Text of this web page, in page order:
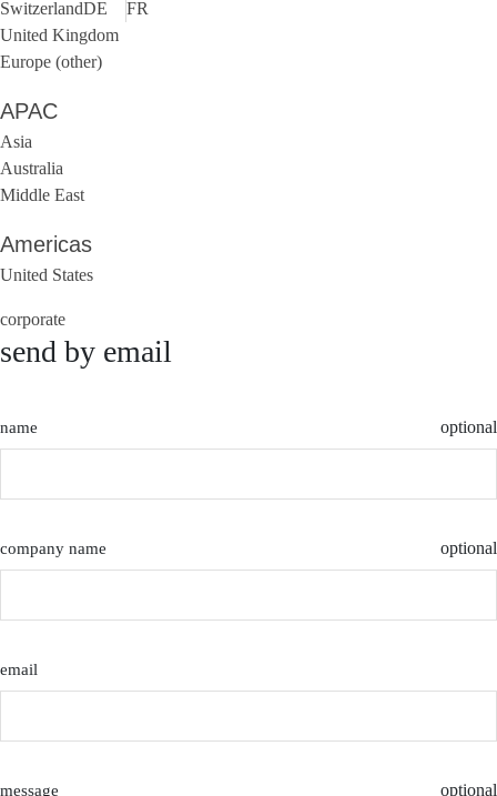
SwitzerlandDE
FR
United Kingdom
Europe (other)
APAC
Asia
Australia
Middle East
Americas
United States
corporate
send by email
name optional
company name optional
email
message optional